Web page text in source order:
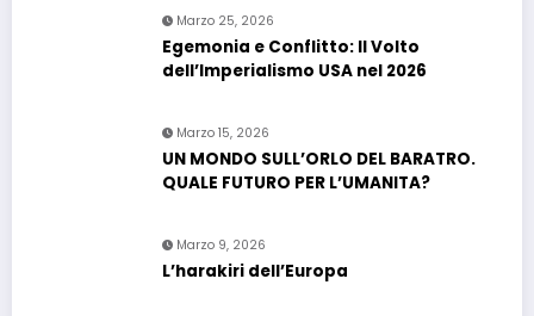
Marzo 25, 2026
Egemonia e Conflitto: Il Volto
dell’Imperialismo USA nel 2026
Marzo 15, 2026
UN MONDO SULL’ORLO DEL BARATRO.
QUALE FUTURO PER L’UMANITA?
Marzo 9, 2026
L’harakiri dell’Europa